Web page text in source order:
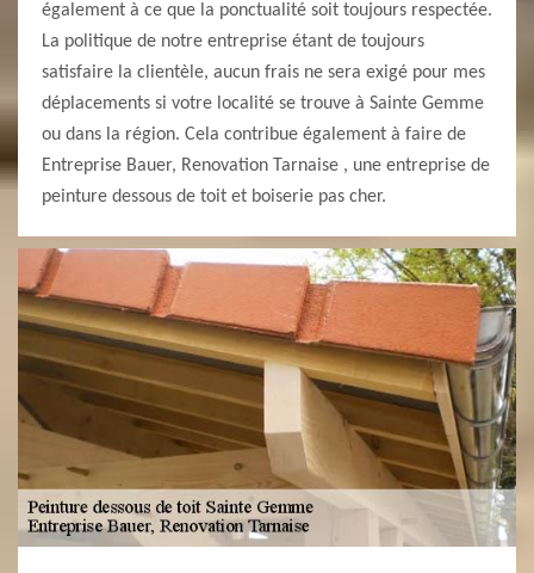
également à ce que la ponctualité soit toujours respectée.
La politique de notre entreprise étant de toujours
satisfaire la clientèle, aucun frais ne sera exigé pour mes
déplacements si votre localité se trouve à Sainte Gemme
ou dans la région. Cela contribue également à faire de
Entreprise Bauer, Renovation Tarnaise , une entreprise de
peinture dessous de toit et boiserie pas cher.